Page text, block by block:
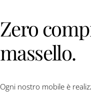
Zero
massello.
Ogni nostro mobile è